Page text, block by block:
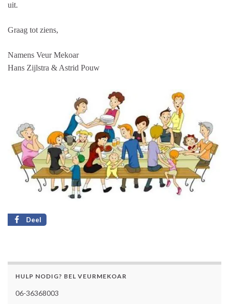
uit.
Graag tot ziens,
Namens Veur Mekoar
Hans Zijlstra & Astrid Pouw
Deel
HULP NODIG? BEL VEURMEKOAR
06-36368003